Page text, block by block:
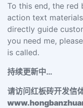
To this end, the red
action text
directly guide
you need me,
is called.
持续更新中…
请访问红板砖开发信